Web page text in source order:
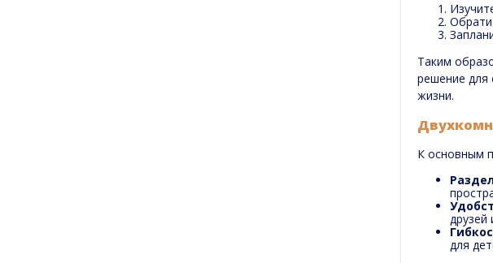
Таким
решение для
жизни.
К основным
друзей
для